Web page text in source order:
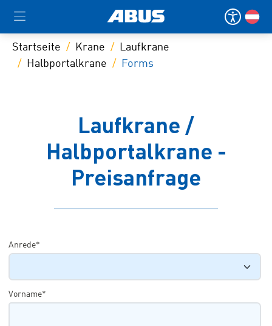
Startseite Krane
Laufkrane
Halbportalkrane
Forms
Laufkrane /
Halbportalkrane -
Preisanfrage
Anrede*
Vorname*